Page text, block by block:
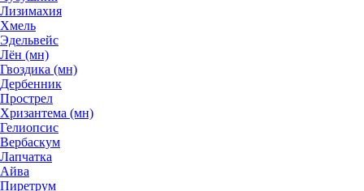
Лизимахия
Хмель
Эдельвейс
Лён (мн)
Гвоздика (мн)
Дербенник
Прострел
Хризантема (мн)
Гелиопсис
Вербаскум
Лапчатка
Айва
Пиретрум